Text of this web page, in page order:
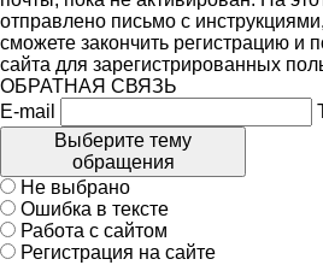
отправлено письмо с
сможете закончить регистрацию и
сайта для зарегистрированных
ОБРАТНАЯ СВЯЗЬ
E-mail
Выберите тему
обращения
Не выбрано
Ошибка в тексте
Работа с сайтом
Регистрация на сайте